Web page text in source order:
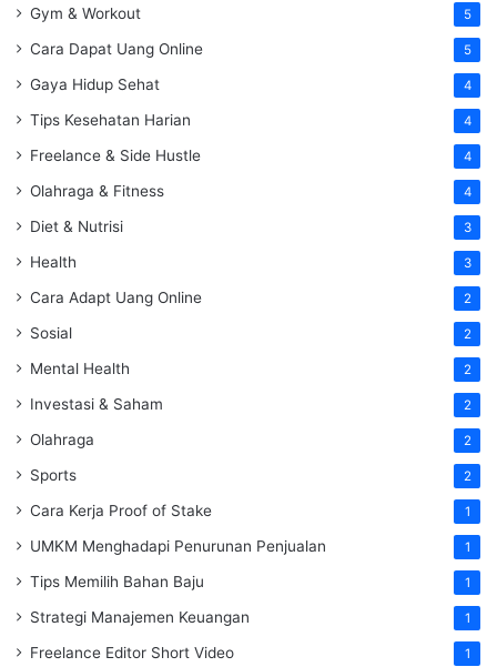
Gym & Workout 5
Cara Dapat Uang Online 5
Gaya Hidup Sehat 4
Tips Kesehatan Harian 4
Freelance & Side Hustle 4
Olahraga & Fitness 4
Diet & Nutrisi 3
Health 3
Cara Adapt Uang Online 2
Sosial 2
Mental Health 2
Investasi & Saham 2
Olahraga 2
Sports 2
Cara Kerja Proof of Stake 1
UMKM Menghadapi Penurunan Penjualan 1
Tips Memilih Bahan Baju 1
Strategi Manajemen Keuangan 1
Freelance Editor Short Video 1